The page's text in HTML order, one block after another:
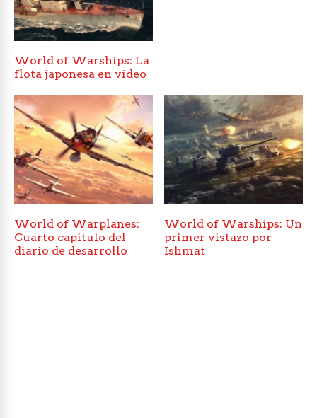
World of Warships: La
flota japonesa en vídeo
World of Warplanes:
Cuarto capitulo del
diario de desarrollo
World of Warships: Un
primer vistazo por
Ishmat